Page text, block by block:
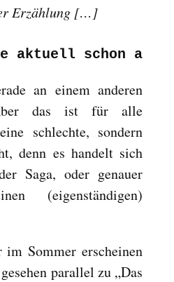
Erzählung […]
aktuell schon am
an einem anderen
das ist für alle
schlechte, sondern
denn es handelt sich
Saga, oder genauer
(eigenständigen)
im Sommer erscheinen
parallel zu „Das